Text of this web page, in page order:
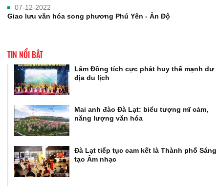
07-12-2022
Giao lưu văn hóa song phương Phú Yên - Ấn Độ
TIN NỔI BẬT
Lâm Đồng tích cực phát huy thế mạnh dư
địa du lịch
Mai anh đào Đà Lạt: biểu tượng mĩ cảm,
năng lượng văn hóa
Đà Lạt tiếp tục cam kết là Thành phố Sáng
tạo Âm nhạc